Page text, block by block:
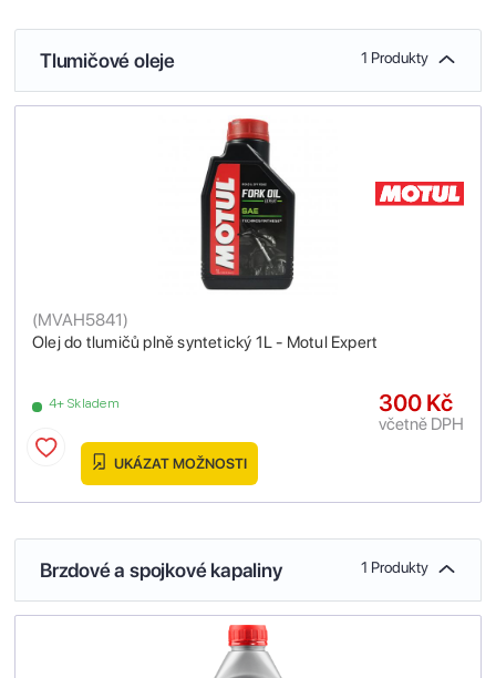
Tlumičové oleje 1 Produkty
Olej do tlumičů plně syntetický 1L - Motul Expert
(MVAH5841)
4+ Skladem 300 Kč
včetně DPH
UKÁZAT MOŽNOSTI
Brzdové a spojkové kapaliny 1 Produkty